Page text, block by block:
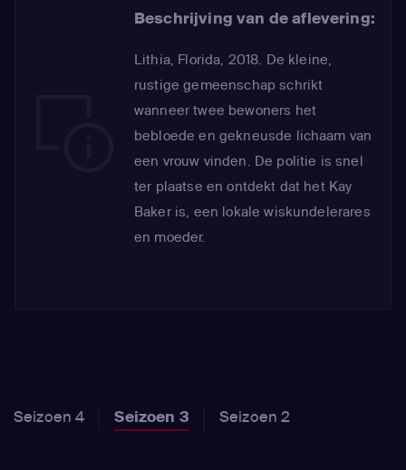
Beschrijving van de aflevering:
Lithia, Florida, 2018. De kleine,
rustige gemeenschap schrikt
wanneer twee bewoners het
bebloede en gekneusde lichaam van
een vrouw vinden. De politie is snel
ter plaatse en ontdekt dat het Kay
Baker is, een lokale wiskundelerares
en moeder.
Seizoen 4 Seizoen 3 Seizoen 2